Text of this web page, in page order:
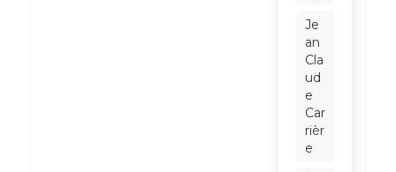
Je
an
Cla
ud
e
Car
rièr
e